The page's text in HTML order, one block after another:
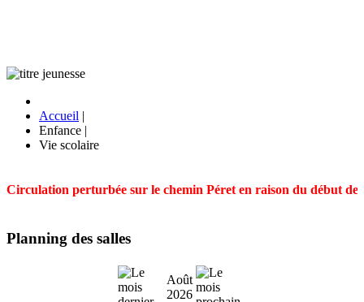
Accueil |
Enfance |
Vie scolaire
Circulation perturbée sur le chemin Péret en raison du début
Planning des salles
Août
2026